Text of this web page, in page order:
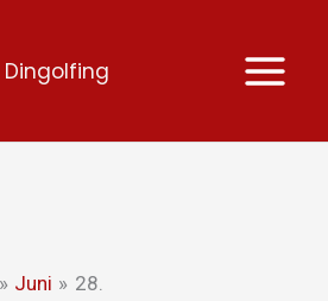
Dingolfing
Juni 28.